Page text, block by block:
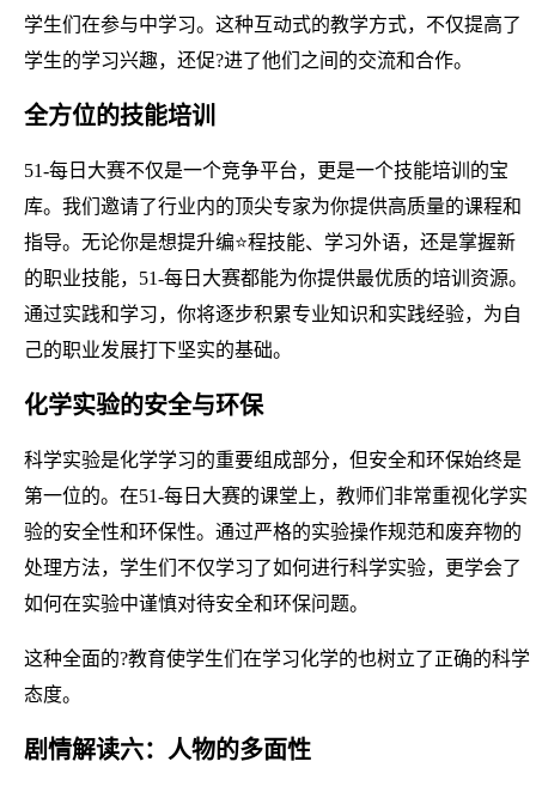
学生们在参与中学习。这种互动式的教学方式，不仅提高了
学生的学习兴趣，还促?进了他们之间的交流和合作。
全方位的技能培训
51-每日大赛不仅是一个竞争平台，更是一个技能培训的宝
库。我们邀请了行业内的顶尖专家为你提供高质量的课程和
指导。无论你是想提升编⭐程技能、学习外语，还是掌握新
的职业技能，51-每日大赛都能为你提供最优质的培训资源。
通过实践和学习，你将逐步积累专业知识和实践经验，为自
己的职业发展打下坚实的基础。
化学实验的安全与环保
科学实验是化学学习的重要组成部分，但安全和环保始终是
第一位的。在51-每日大赛的课堂上，教师们非常重视化学实
验的安全性和环保性。通过严格的实验操作规范和废弃物的
处理方法，学生们不仅学习了如何进行科学实验，更学会了
如何在实验中谨慎对待安全和环保问题。
这种全面的?教育使学生们在学习化学的也树立了正确的科学
态度。
剧情解读六：人物的多面性